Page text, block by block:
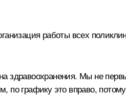
работы всех
здравоохранения. Мы не
графику это вправо,